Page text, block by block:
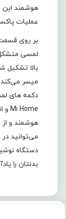
هوشمند این
عملیات
بر روی
لمسی متشکل
بالا تشکیل
میسر
دکمه های
هوشمند و از
می‌توانید
دستگاه
بدنتان را